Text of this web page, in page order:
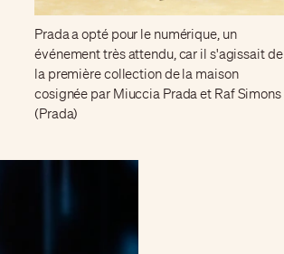
Prada a opté pour le numérique, un
événement très attendu, car il s'agissait de
la première collection de la maison
cosignée par Miuccia Prada et Raf Simons
(Prada)